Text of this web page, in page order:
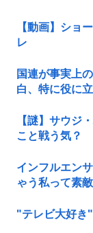
【動画】ショ
レ
国連が事実上
白、特に役に
【謎】サウジ
こと戦う気？
インフルエン
ゃう私って素敵
"テレビ大好き